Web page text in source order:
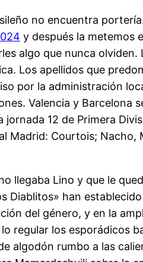
no encuentra
y después la metemos
algo que nunca olviden.
Los apellidos que
por la administración
Valencia y Barcelona
12 de Primera
Madrid: Courtois; Nacho,
llegaba Lino y que le
Diablitos» han
del género, y en la
regular los esporádicos
algodón rumbo a las